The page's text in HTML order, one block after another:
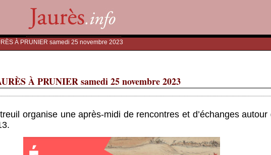
À PRUNIER samedi 25 novembre 2023
À PRUNIER samedi 25 novembre 2023
organise une après-midi de rencontres et d’échanges